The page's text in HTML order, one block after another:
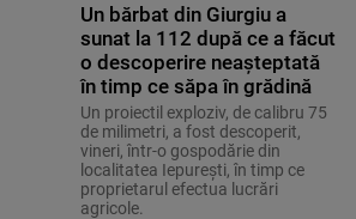
Un bărbat din Giurgiu a
sunat la 112 după ce a făcut
o descoperire neașteptată
în timp ce săpa în grădină
Un proiectil exploziv, de calibru 75
de milimetri, a fost descoperit,
vineri, într-o gospodărie din
localitatea Iepureşti, în timp ce
proprietarul efectua lucrări
agricole.